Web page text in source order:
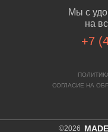
Мы с
на
+7
СОГЛАСИЕ НА
©2026 MADE